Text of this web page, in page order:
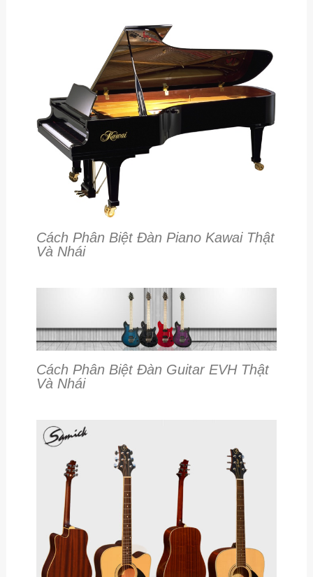
Cách Phân Biệt Đàn Piano Kawai Thật
Và Nhái
Cách Phân Biệt Đàn Guitar EVH Thật
Và Nhái